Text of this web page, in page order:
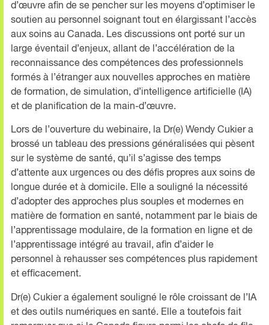
d’œuvre afin de se pencher sur les moyens d’optimiser le
soutien au personnel soignant tout en élargissant l’accès
aux soins au Canada. Les discussions ont porté sur un
large éventail d’enjeux, allant de l’accélération de la
reconnaissance des compétences des professionnels
formés à l’étranger aux nouvelles approches en matière
de formation, de simulation, d’intelligence artificielle (IA)
et de planification de la main-d’œuvre.
Lors de l’ouverture du webinaire, la Dr(e) Wendy Cukier a
brossé un tableau des pressions généralisées qui pèsent
sur le système de santé, qu’il s’agisse des temps
d’attente aux urgences ou des défis propres aux soins de
longue durée et à domicile. Elle a souligné la nécessité
d’adopter des approches plus souples et modernes en
matière de formation en santé, notamment par le biais de
l’apprentissage modulaire, de la formation en ligne et de
l’apprentissage intégré au travail, afin d’aider le
personnel à rehausser ses compétences plus rapidement
et efficacement.
Dr(e) Cukier a également souligné le rôle croissant de l’IA
et des outils numériques en santé. Elle a toutefois fait